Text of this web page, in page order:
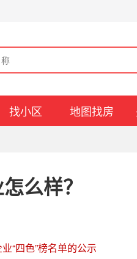
找小区 地图找房
么样？
“四色”榜名单的公示